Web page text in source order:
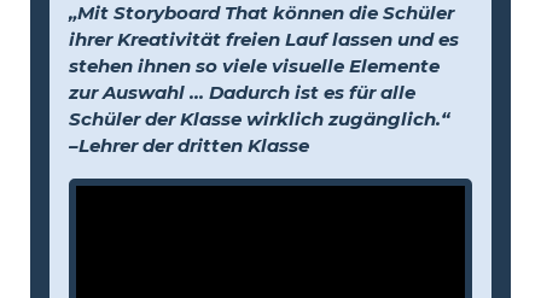
„Mit Storyboard That können die Schüler
ihrer Kreativität freien Lauf lassen und es
stehen ihnen so viele visuelle Elemente
zur Auswahl … Dadurch ist es für alle
Schüler der Klasse wirklich zugänglich.“
–Lehrer der dritten Klasse